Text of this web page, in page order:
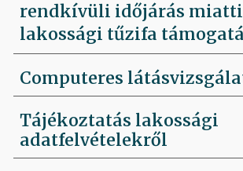
rendkívüli időjárás
lakossági tűzifa
Computeres
Tájékoztatás lakossági
adatfelvételekről